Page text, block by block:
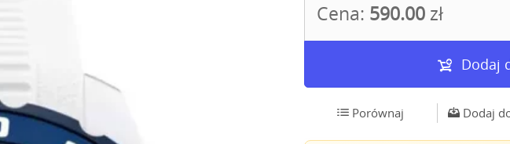
Cena: 590.00 zł
Dodaj
Porównaj Dodaj